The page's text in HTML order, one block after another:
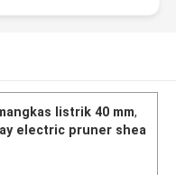
listrik 40 mm,
electric pruner shea